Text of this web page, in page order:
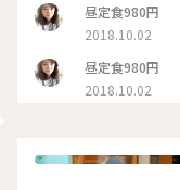
昼定食980円
2018.10.02
昼定食980円
2018.10.02